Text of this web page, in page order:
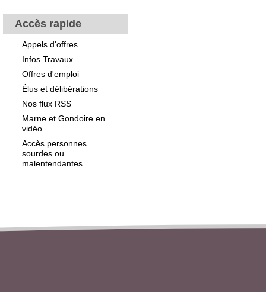
Accès rapide
Appels d'offres
Infos Travaux
Offres d'emploi
Élus et délibérations
Nos flux RSS
Marne et Gondoire en
vidéo
Accès personnes
sourdes ou
malentendantes